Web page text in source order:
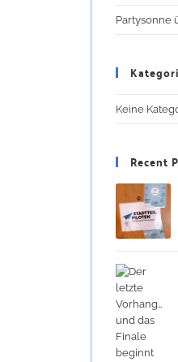
Partysonne
Keine
Recent